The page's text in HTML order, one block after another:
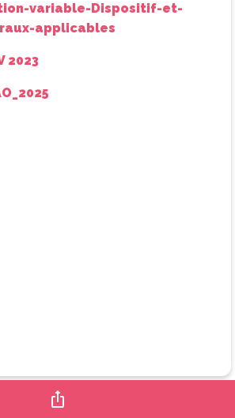
variable-Dispositif-et-
applicables
2023